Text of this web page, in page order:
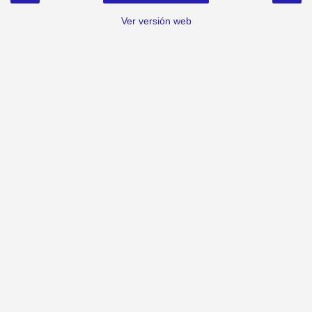
Ver versión web